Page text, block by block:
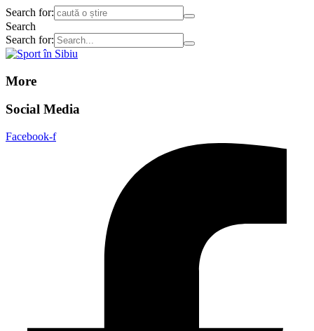
Search for:
Search
Search for:
More
Social Media
Facebook-f